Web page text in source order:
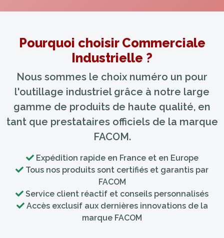
Pourquoi choisir Commerciale
Industrielle ?
Nous sommes le choix numéro un pour
l'outillage industriel grâce à notre large
gamme de produits de haute qualité, en
tant que prestataires officiels de la marque
FACOM.
Expédition rapide en France et en Europe
Tous nos produits sont certifiés et garantis par
FACOM
Service client réactif et conseils personnalisés
Accès exclusif aux dernières innovations de la
marque FACOM